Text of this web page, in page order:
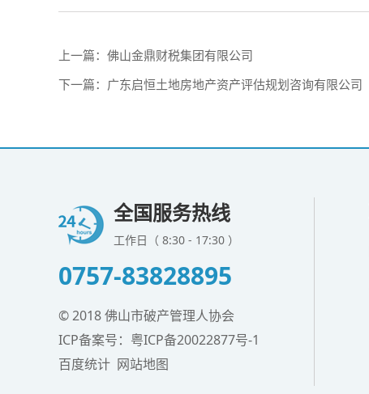
上一篇： 佛山金鼎财税集团有限公司
下一篇： 广东启恒土地房地产资产评估规划咨询有限公司
全国服务热线
工作日（ 8:30 - 17:30 ）
0757-83828895
© 2018 佛山市破产管理人协会
ICP备案号： 粤ICP备20022877号-1
百度统计 网站地图